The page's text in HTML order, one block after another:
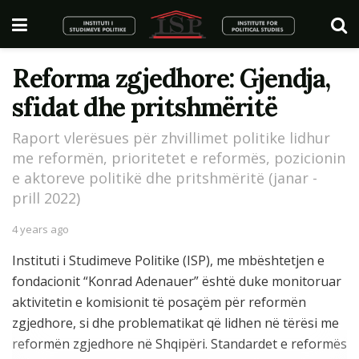
Reforma zgjedhore: Gjendja,
sfidat dhe pritshmëritë
Raport vlerësues për zhvillimet politike lidhur
me reformën, prioritetet e reformës, pozicionin
e aktoreve politikë dhe pritshmëritë (janar -
prill 2022)
4 years ago
Instituti i Studimeve Politike (ISP), me mbështetjen e
fondacionit “Konrad Adenauer” është duke monitoruar
aktivitetin e komisionit të posaçëm për reformën
zgjedhore, si dhe problematikat që lidhen në tërësi me
reformën zgjedhore në Shqipëri. Standardet e reformës